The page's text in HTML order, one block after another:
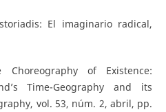
El imaginario radical,
of Existence:
Time-Geography and its
vol. 53, núm. 2, abril, pp.